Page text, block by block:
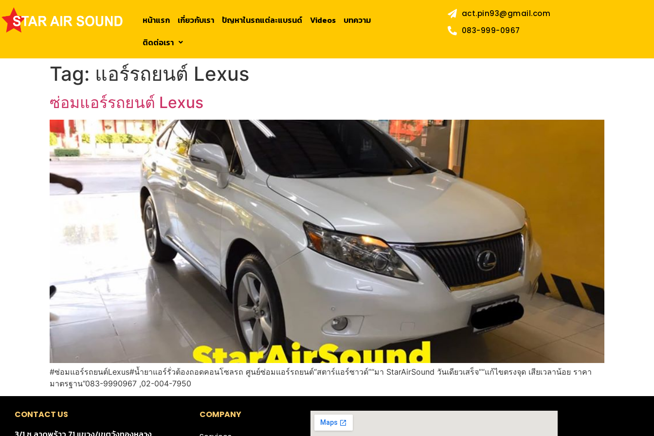
หน้าแรก เกี่ยวกับเรา ปัญหาในรถแต่ละแบรนด์ Videos
บทความ
ติดต่อเรา
act.pin93@gmail.com
083-999-0967
Tag: แอร์รถยนต์ Lexus
ซ่อมแอร์รถยนต์ Lexus
#ซ่อมแอร์รถยนต์Lexus#น้ำยาแอร์รั่วต้องถอดคอนโซลรถ ศูนย์ซ่อมแอร์รถยนต์“สตาร์แอร์ซาวด์”“มา StarAirSound วันเดียวเสร็จ”“แก้ไขตรงจุด เสียเวลาน้อย ราคา
มาตรฐาน”083-9990967 ,02-004-7950
CONTACT US
COMPANY